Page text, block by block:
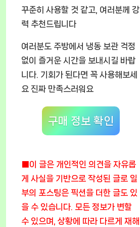
꾸준히 사용할 것 같고, 여러분께 강
력 추천드립니다
여러분도 주방에서 냉동 보관 걱정
없이 즐거운 시간을 보내시길 바랍
니다. 기회가 된다면 꼭 사용해보세
요 진짜 만족스러워요
구매 정보 확인
■이 글은 개인적인 의견을 자유롭
게 사실을 기반으로 작성된 글로 일
부의 포스팅은 픽션을 더한 글도 있
을 수 있습니다. 모든 정보가 변할
수 있으며, 상황에 따라 다르게 재해